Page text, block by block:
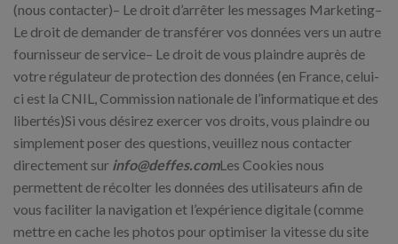
(nous contacter)– Le droit d’arrêter les messages Marketing–
Le droit de demander de transférer vos données vers un autre
fournisseur de service– Le droit de vous plaindre auprès de
votre régulateur de protection des données (en France, celui-
ci est la CNIL, Commission nationale de l’informatique et des
libertés)Si vous désirez exercer vos droits, vous plaindre ou
simplement poser des questions, veuillez nous contacter
directement sur info@deffes.comLes Cookies nous
permettent de récolter les données des utilisateurs afin de
vous faciliter la navigation et l’expérience digitale (comme
mettre en cache les photos pour optimiser la vitesse du site